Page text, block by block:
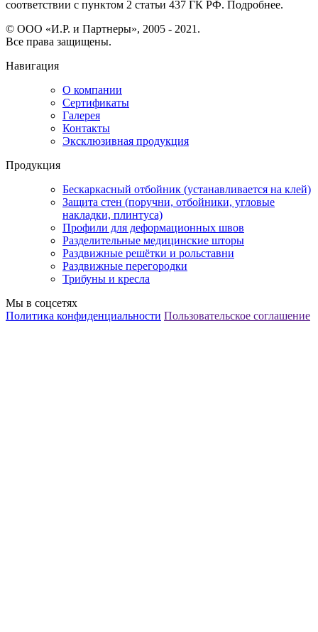
соответствии с пунктом 2 статьи 437 ГК РФ. Подробнее.
© ООО «И.Р. и Партнеры», 2005 - 2021.
Все права защищены.
Навигация
О компании
Сертификаты
Галерея
Контакты
Эксклюзивная продукция
Продукция
Бескаркасный отбойник (устанавливается на клей)
Защита стен (поручни, отбойники, угловые
накладки, плинтуса)
Профили для деформационных швов
Разделительные медицинские шторы
Раздвижные решётки и рольставни
Раздвижные перегородки
Трибуны и кресла
Мы в соцсетях
Политика конфиденциальности Пользовательское соглашение